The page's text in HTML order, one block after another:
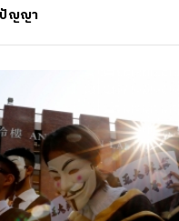
ญญา